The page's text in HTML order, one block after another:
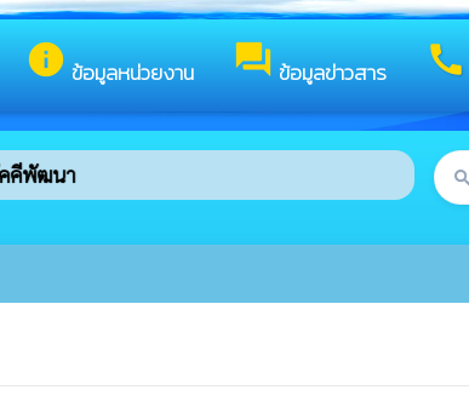
infoข้อมูลหน่วยงาน forumข้อมูลข่าวสาร call
คีพัฒนา search